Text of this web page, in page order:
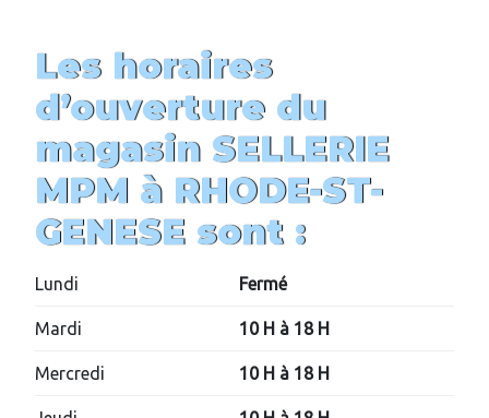
Les horaires
d’ouverture du
magasin SELLERIE
MPM à RHODE-ST-
GENESE sont :
Lundi Fermé
Mardi 10 H à 18 H
Mercredi 10 H à 18 H